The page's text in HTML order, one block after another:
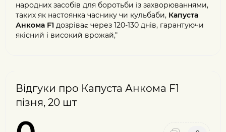
народних засобів для боротьби із захворюваннями,
таких як настоянка часнику чи кульбаби, Капуста
Анкома F1 дозріває через 120-130 днів, гарантуючи
якісний і високий врожай,"
Відгуки про Капуста Анкома F1
пізня, 20 шт